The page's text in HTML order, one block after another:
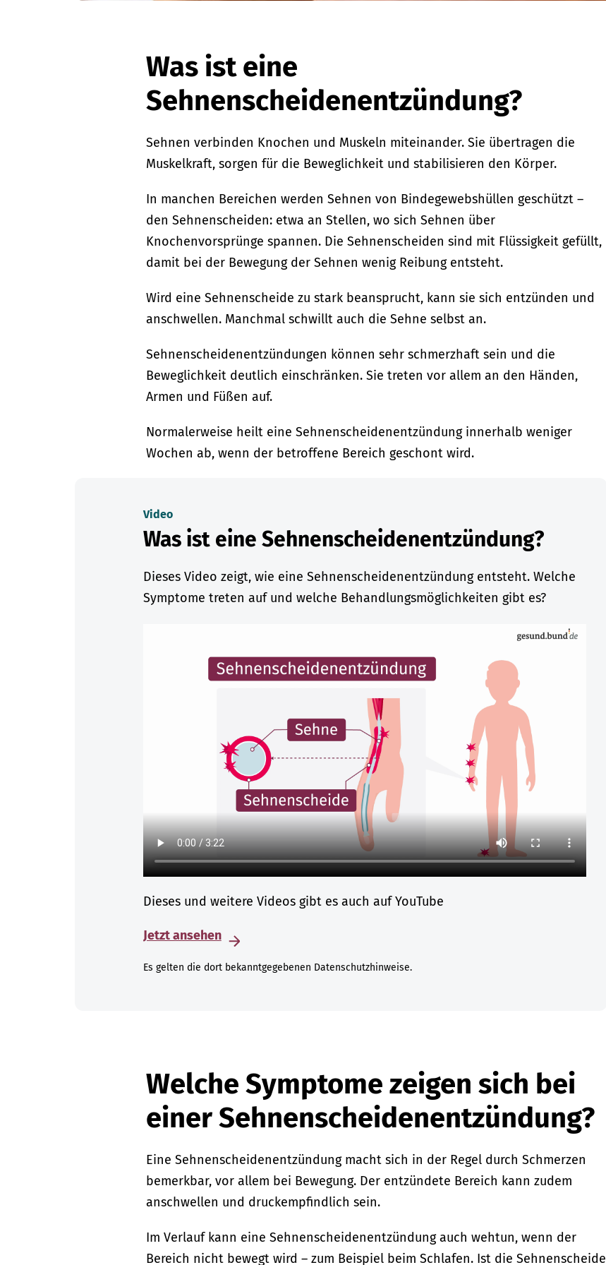
Was ist eine
Sehnenscheidenentzündung?
Sehnen verbinden Knochen und Muskeln miteinander. Sie übertragen die
Muskelkraft, sorgen für die Beweglichkeit und stabilisieren den Körper.
In manchen Bereichen werden Sehnen von Bindegewebshüllen geschützt –
den Sehnenscheiden: etwa an Stellen, wo sich Sehnen über
Knochenvorsprünge spannen. Die Sehnenscheiden sind mit Flüssigkeit gefüllt,
damit bei der Bewegung der Sehnen wenig Reibung entsteht.
Wird eine Sehnenscheide zu stark beansprucht, kann sie sich entzünden und
anschwellen. Manchmal schwillt auch die Sehne selbst an.
Sehnenscheidenentzündungen können sehr schmerzhaft sein und die
Beweglichkeit deutlich einschränken. Sie treten vor allem an den Händen,
Armen und Füßen auf.
Normalerweise heilt eine Sehnenscheidenentzündung innerhalb weniger
Wochen ab, wenn der betroffene Bereich geschont wird.
Video
Was ist eine Sehnenscheidenentzündung?
Dieses Video zeigt, wie eine Sehnenscheidenentzündung entsteht. Welche
Symptome treten auf und welche Behandlungsmöglichkeiten gibt es?
Dieses und weitere Videos gibt es auch auf YouTube
Jetzt ansehen
Es gelten die dort bekanntgegebenen Datenschutzhinweise.
Welche Symptome zeigen sich bei
einer Sehnenscheidenentzündung?
Eine Sehnenscheidenentzündung macht sich in der Regel durch Schmerzen
bemerkbar, vor allem bei Bewegung. Der entzündete Bereich kann zudem
anschwellen und druckempfindlich sein.
Im Verlauf kann eine Sehnenscheidenentzündung auch wehtun, wenn der
Bereich nicht bewegt wird – zum Beispiel beim Schlafen. Ist die Sehnenscheide